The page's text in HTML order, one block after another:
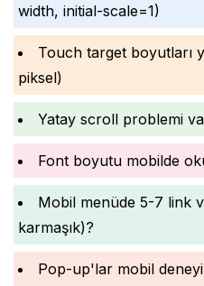
width, initial-scale=1)
Touch target boyutları
piksel)
Yatay scroll problemi
Font boyutu mobilde
Mobil menüde 5-7 link
karmaşık)?
Pop-up'lar mobil